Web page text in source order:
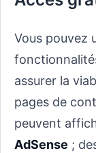
Vous pouvez
assurer la
pages de
peuvent
AdSense ;